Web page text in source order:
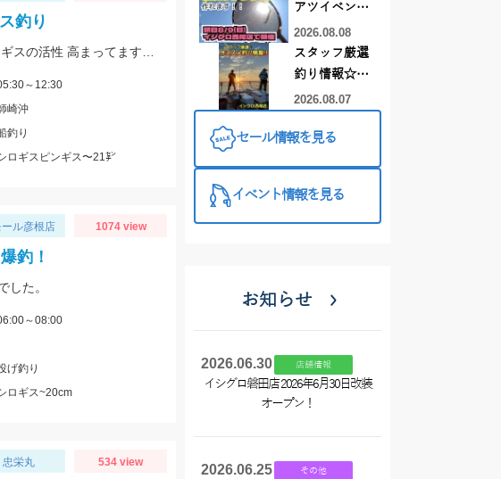
釣り
～12:30
崎沖
釣り
ロギスピンギス〜21㌢
ル彦根店 1074 view
釣！
した。
～08:00
げ釣り
ロギス~20cm
忠栄丸 534 view
アツイベント
日！！！～オ
ーダー偏光グ
ラス受注会～
2026.08.08
スタッフ厳選
釣り情報☆彡
連休は何釣り
♪【イシグロ
2026.08.07
セール情報を見る
イベント情報を見る
お知らせ
2026.06.30 店舗情報
イシグロ磐田店 2026年6月30日改装
オープン！
2026.06.25 その他